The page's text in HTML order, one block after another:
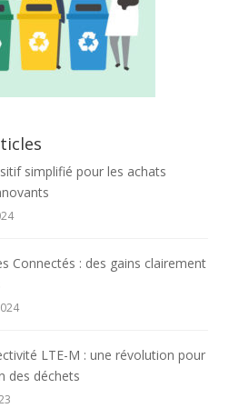
simplifié pour les achats
Connectés : des gains clairement
LTE-M : une révolution pour
des déchets